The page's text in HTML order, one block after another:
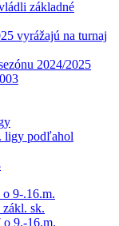
základné
vyrážajú na turnaj
2024/2025
ligy podľahol
9-.16.m.
sk.
9.-16.m.